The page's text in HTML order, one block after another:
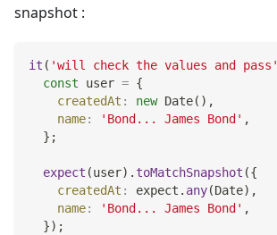
snapshot :
it ( 'will check the values and pass'
const user = {
createdAt : new Date( ) ,
name: 'Bond... James Bond' ,
} ;
expect (user) . toMatchSnapshot ({
createdAt : expect . any(Date) ,
name: 'Bond... James Bond' ,
}) ;